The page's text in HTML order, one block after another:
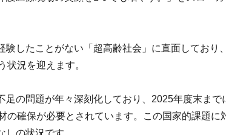
験したことがない「超高齢社会」に直面しており
状況を迎えます。
足の問題が年々深刻化しており、2025年度末まで
の確保が必要とされています。この国家的課題に
しの状況です。